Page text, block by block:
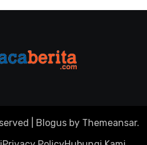
Blogusby Themeansar.